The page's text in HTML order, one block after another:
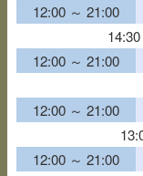
12:00 ～ 21:00
12:00 ～ 21:00
12:00 ～ 21:00
12:00 ～ 21:00